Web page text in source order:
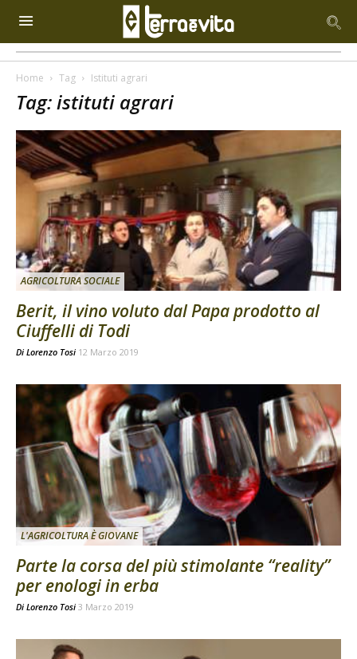
Home Tag Istituti agrari
Tag: istituti agrari
AGRICOLTURA SOCIALE
Berit, il vino voluto dal Papa prodotto al
Ciuffelli di Todi
Di Lorenzo Tosi 12 Marzo 2019
L'AGRICOLTURA È GIOVANE
Parte la corsa del più stimolante “reality”
per enologi in erba
Di Lorenzo Tosi 3 Marzo 2019